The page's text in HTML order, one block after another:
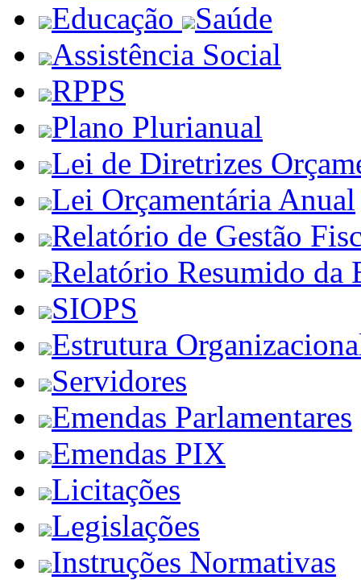
Educação
Saúde
Assistência Social
RPPS
Plano Plurianual
Lei de Diretrizes
Lei Orçamentária Anual
Relatório de Gestão
Relatório Resumido da
SIOPS
Estrutura
Servidores
Emendas Parlamentares
Emendas PIX
Licitações
Legislações
Instruções Normativas